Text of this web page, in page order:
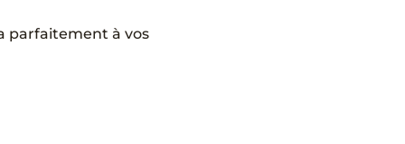
parfaitement à vos